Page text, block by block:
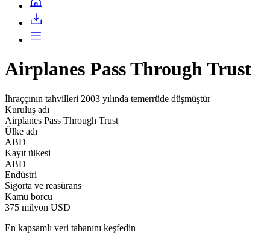
Airplanes Pass Through Trust
İhraççının tahvilleri 2003 yılında temerrüde düşmüştür
Kuruluş adı
Airplanes Pass Through Trust
Ülke adı
ABD
Kayıt ülkesi
ABD
Endüstri
Sigorta ve reasürans
Kamu borcu
375 milyon USD
En kapsamlı veri tabanını keşfedin